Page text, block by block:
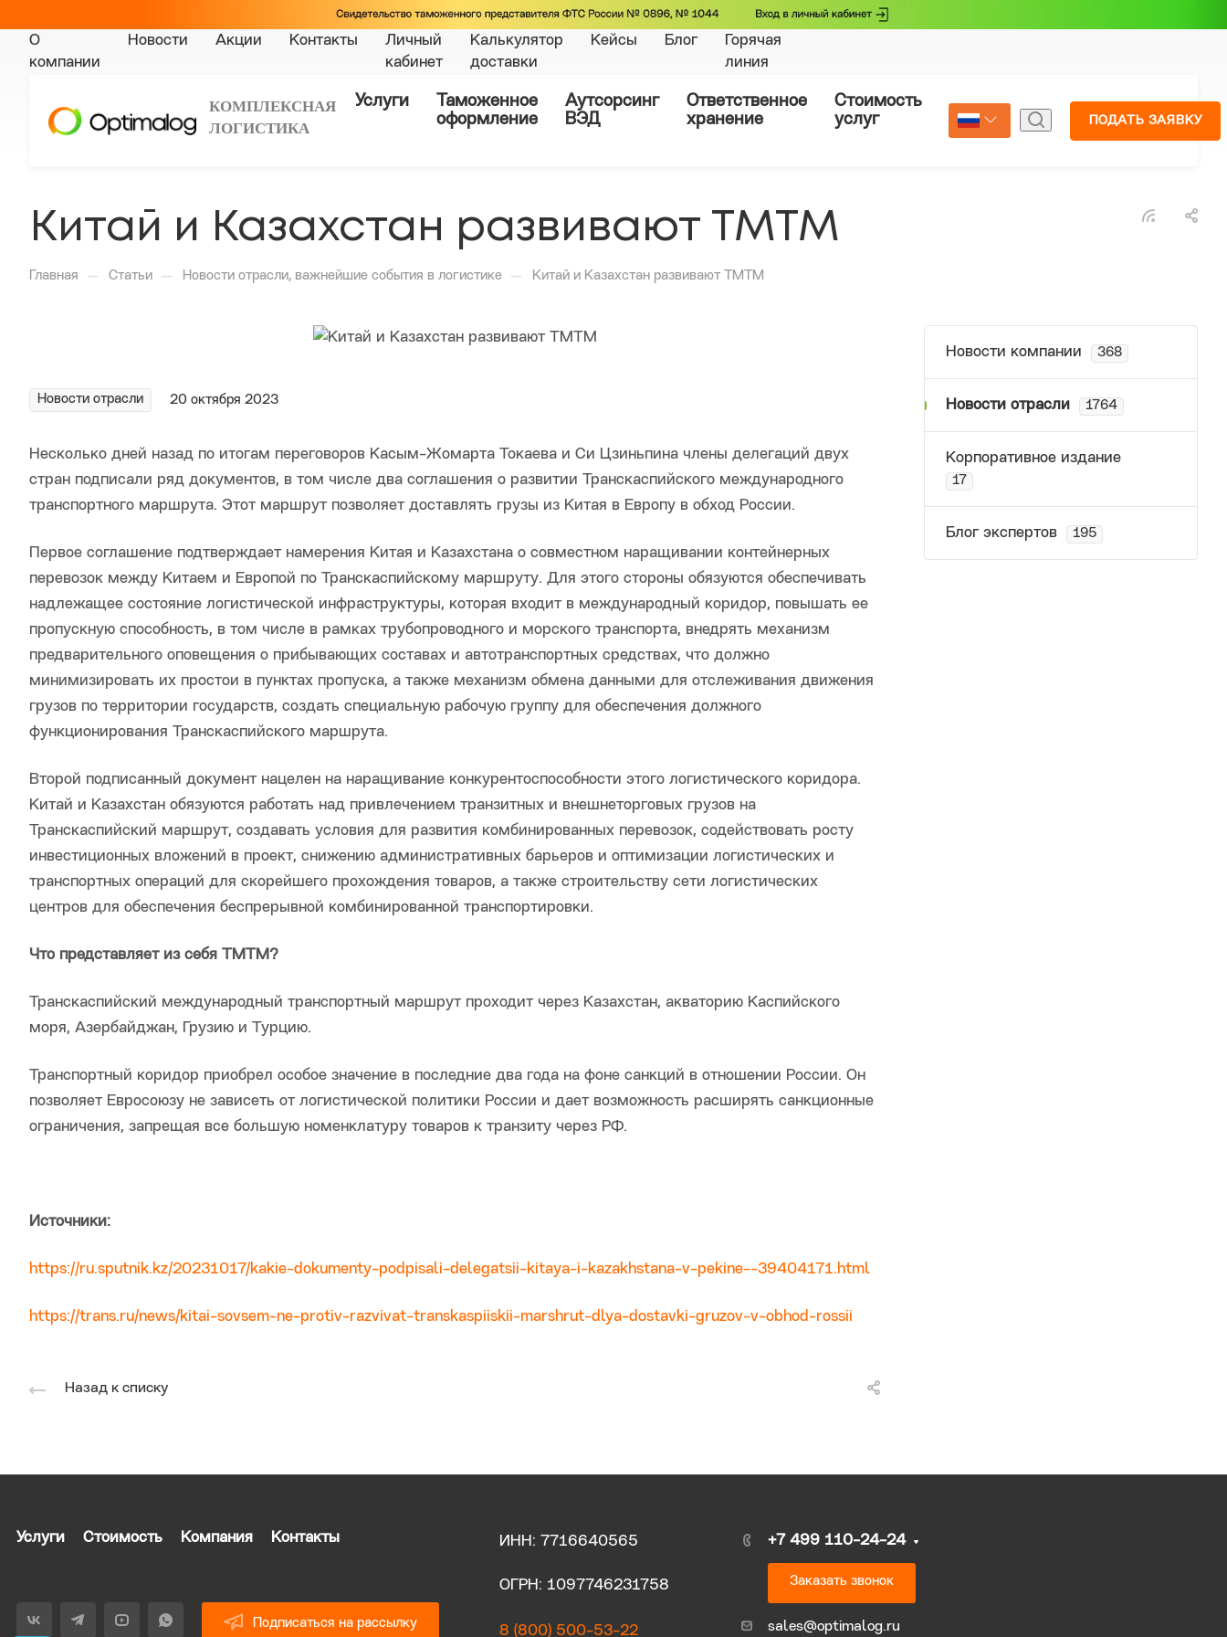
О
компании
Новости Акции Контакты
Личный
кабинет
Калькулятор
доставки
Кейсы Блог
Горячая
линия
КОМПЛЕКСНАЯ
ЛОГИСТИКА
Услуги
Таможенное
оформление
Аутсорсинг
ВЭД
Ответственное
хранение
Стоимость
услуг
Страхование
Select Language
ПОДАТЬ ЗАЯВКУ
Китай и Казахстан развивают ТМТМ
Главная — Статьи — Новости отрасли, важнейшие события в логистике — Китай и Казахстан развивают ТМТМ
Новости отрасли 20 октября 2023
Несколько дней назад по итогам переговоров Касым-Жомарта Токаева и Си Цзиньпина члены делегаций двух
стран подписали ряд документов, в том числе два соглашения о развитии Транскаспийского международного
транспортного маршрута. Этот маршрут позволяет доставлять грузы из Китая в Европу в обход России.
Первое соглашение подтверждает намерения Китая и Казахстана о совместном наращивании контейнерных
перевозок между Китаем и Европой по Транскаспийскому маршруту. Для этого стороны обязуются обеспечивать
надлежащее состояние логистической инфраструктуры, которая входит в международный коридор, повышать ее
пропускную способность, в том числе в рамках трубопроводного и морского транспорта, внедрять механизм
предварительного оповещения о прибывающих составах и автотранспортных средствах, что должно
минимизировать их простои в пунктах пропуска, а также механизм обмена данными для отслеживания движения
грузов по территории государств, создать специальную рабочую группу для обеспечения должного
функционирования Транскаспийского маршрута.
Второй подписанный документ нацелен на наращивание конкурентоспособности этого логистического коридора.
Китай и Казахстан обязуются работать над привлечением транзитных и внешнеторговых грузов на
Транскаспийский маршрут, создавать условия для развития комбинированных перевозок, содействовать росту
инвестиционных вложений в проект, снижению административных барьеров и оптимизации логистических и
транспортных операций для скорейшего прохождения товаров, а также строительству сети логистических
центров для обеспечения беспрерывной комбинированной транспортировки.
Что представляет из себя ТМТМ?
Транскаспийский международный транспортный маршрут проходит через Казахстан, акваторию Каспийского
моря, Азербайджан, Грузию и Турцию.
Транспортный коридор приобрел особое значение в последние два года на фоне санкций в отношении России. Он
позволяет Евросоюзу не зависеть от логистической политики России и дает возможность расширять санкционные
ограничения, запрещая все большую номенклатуру товаров к транзиту через РФ.
Источники:
https://ru.sputnik.kz/20231017/kakie-dokumenty-podpisali-delegatsii-kitaya-i-kazakhstana-v-pekine--39404171.html
https://trans.ru/news/kitai-sovsem-ne-protiv-razvivat-transkaspiiskii-marshrut-dlya-dostavki-gruzov-v-obhod-rossii
Назад к списку
Новости компании 368
Новости отрасли 1764
Корпоративное издание
17
Блог экспертов 195
Услуги Стоимость Компания Контакты
Подписаться на рассылку
ИНН: 7716640565
ОГРН: 1097746231758
8 (800) 500-53-22
+7 499 110-24-24
Заказать звонок
sales@optimalog.ru